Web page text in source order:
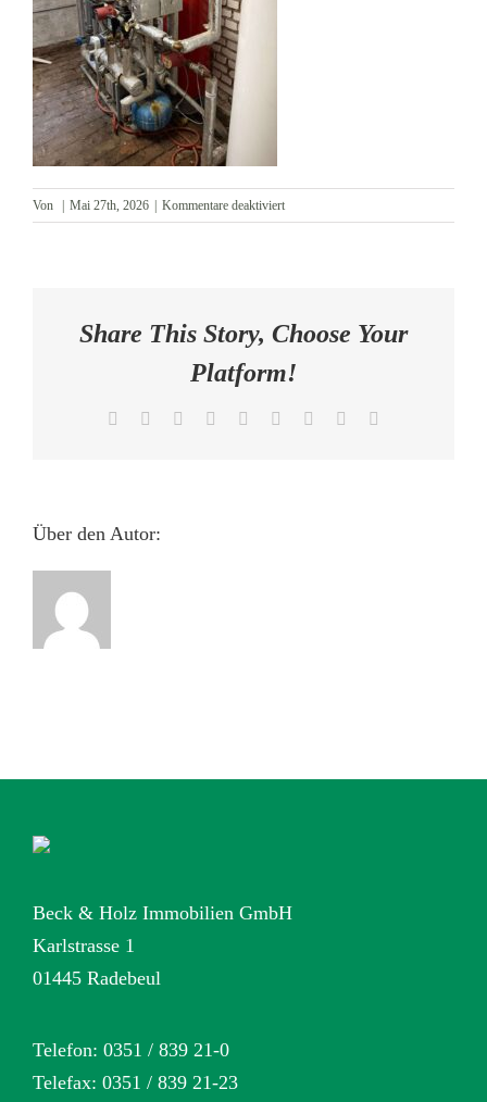
AKTUELLES
KONTAKT
Von Mai 27th, 2026 Kommentare deaktiviertfür
Heizung_Wärmekontrakt
Share This Story, Choose Your
Platform!
Facebook Reddit LinkedInWhatsApp
TumblrPinterest
Über den Autor:
Beck & Holz Immobilien GmbH
Karlstrasse 1
01445 Radebeul
Telefon: 0351 / 839 21-0
Telefax: 0351 / 839 21-23